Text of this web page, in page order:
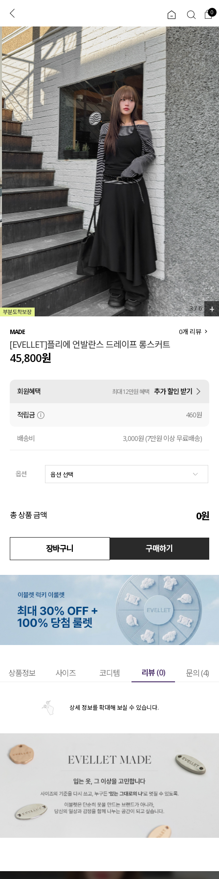
로그인 0
ENG
TW
JP
콘텐츠 리뷰 & 혜택 플러스핏 회원혜택 입
CATEGORY COMMUNITY
도착보장⚡
인플루언서 pick!
신상 5%
베스트
MADE
세트할인 ~30%
하객룩
살안타템
110사이즈
티셔츠
셔츠
원피스
니트
ALL
익스클루시브
아우터
팬츠
스커트
언더웨어
0
3/6 +
MADE
[EVELLET]플리에 언발란스 드레이프 롱스커트
0개 리뷰
45,800원
회원혜택 최대 12만원 혜택 추가 할인 받기
적립금 460원
배송비 3,000원 (7만원 이상 무료배송)
옵션
총 상품 금액 0원
장바구니 구매하기
상품정보 사이즈 코디템 리뷰 (0) 문의 (4)
상세 정보를 확대해 보실 수 있습니다.